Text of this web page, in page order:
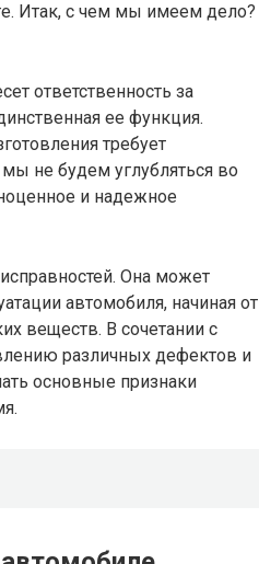
Итак, с чем мы имеем дело?
ответственность за
ее функция.
требует
не будем углубляться во
и надежное
Она может
автомобиля, начиная от
веществ. В сочетании с
различных дефектов и
основные признаки